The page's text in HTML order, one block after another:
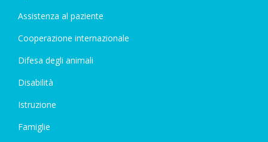
Assistenza al paziente
Cooperazione internazionale
Difesa degli animali
Disabilità
Istruzione
Famiglie